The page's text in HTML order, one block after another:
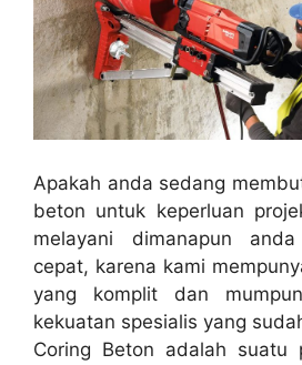
Apakah anda sedang
beton untuk keperluan
melayani dimanapun
cepat, karena kami
yang komplit dan
kekuatan spesialis yang
Coring Beton adalah suatu